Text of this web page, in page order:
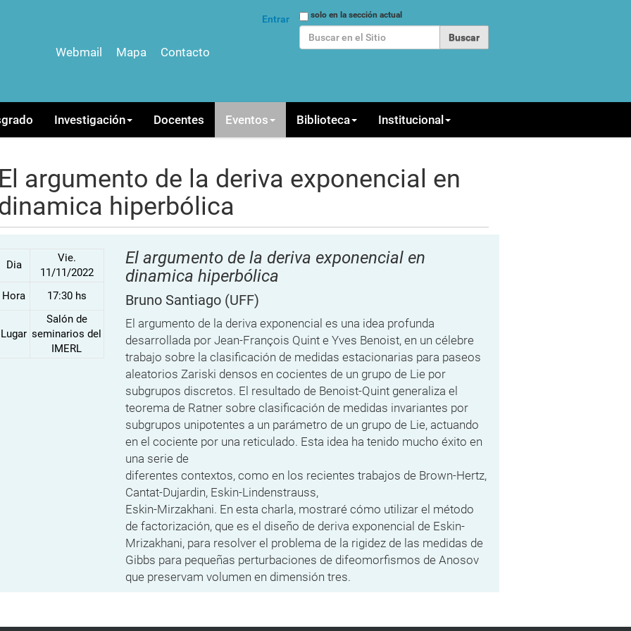
Buscarsolo en la sección actual
Entrar
Webmail Mapa Contacto
Investigación Docentes Eventos Biblioteca Institucional
El argumento de la deriva exponencial en
hiperbólica
Dia
Vie.
11/11/2022
Hora
17:30 hs
Lugar
Salón de
seminarios del
IMERL
El argumento de la deriva exponencial en
dinamica hiperbólica
Bruno Santiago (UFF)
El argumento de la deriva exponencial es una idea profunda
desarrollada por Jean-François Quint e Yves Benoist, en un célebre
trabajo sobre la clasificación de medidas estacionarias para paseos
aleatorios Zariski densos en cocientes de un grupo de Lie por
subgrupos discretos. El resultado de Benoist-Quint generaliza el
teorema de Ratner sobreclasificación de medidas invariantes por
subgrupos unipotentes a un parámetro de un grupo de Lie,actuando
en el cociente por una reticulado. Esta idea ha tenido mucho éxito en
una serie de
diferentes contextos, como en los recientes trabajos de Brown-Hertz,
Cantat-Dujardin, Eskin-Lindenstrauss,
Eskin-Mirzakhani. En esta charla, mostraré cómo utilizar el método
de factorización, que es el diseño de deriva exponencial de Eskin-
Mrizakhani, para resolver el problema de la rigidez de las medidas de
Gibbs para pequeñas perturbaciones de difeomorfismos de Anosov
que preservam volumen en dimensión tres.